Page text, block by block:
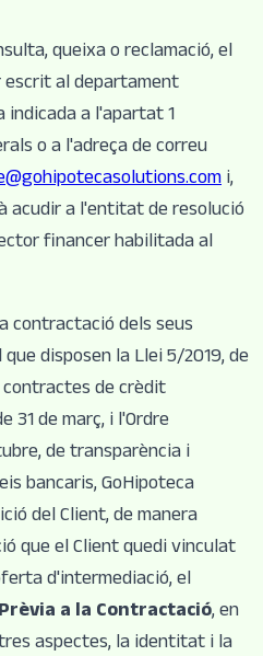
queixa o reclamació, el
al departament
indicada a l'apartat 1
o a l'adreça de correu
i,
acudir a l'entitat de resolució
financer habilitada al
contractació dels seus
disposen la Llei 5/2019, de
contractes de crèdit
31 de març, i l'Ordre
de transparència i
bancaris, GoHipoteca
del Client, de manera
que el Client quedi vinculat
d'intermediació, el
a la Contractació, en
aspectes, la identitat i la